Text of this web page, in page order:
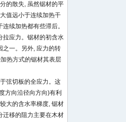
的散失, 虽然锯材的平
值远小于连续加热干
续加热都有些滞后。
拉应力。锯材的初含水
之一。另外, 应力的转
热方式的锯材其表层
弦切板的全应力。这
方向沿径向方向)有利
大的含水率梯度, 锯材
迁移的阻力主要在木材